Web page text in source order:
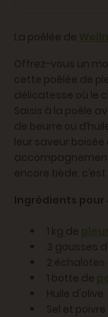
La poêlée de
Offrez-vous un
cette poêlée de
délicatesse où le
Saisis à la poêle
de beurre ou
leur saveur
encore tiède,
Ingrédients pour
1 kg de
3 gousses
2 échalotes
1 botte de
Huile d'olive
Sel et